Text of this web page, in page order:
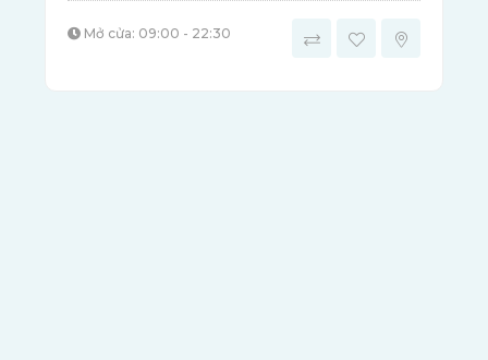
Mở cửa: 09:00 - 22:30